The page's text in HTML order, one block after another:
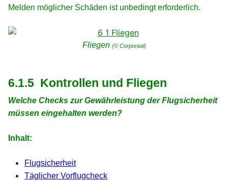
Melden möglicher Schäden ist unbedingt erforderlich.
Fliegen (© Corporaal)
6.1.5 Kontrollen und Fliegen
Welche Checks zur Gewährleistung der Flugsicherheit
müssen eingehalten werden?
Inhalt:
Flugsicherheit
Täglicher Vorflugcheck